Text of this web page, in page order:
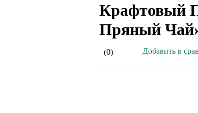
Крафтовый
Пряный
(0) Добавить в